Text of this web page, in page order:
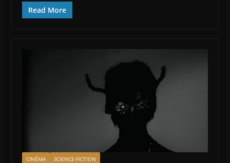
Read More
CINÉMA SCIENCE-FICTION